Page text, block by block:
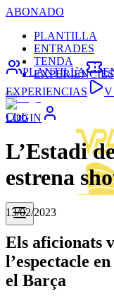
ABONADO
PLANTILLA
ENTRADES
TENDA
EXPERIÈNCIES
LOGIN
PLANTILLA
EXPERIENCIAS
V
Club
L’Estadi
estrena
13/02/2023
Els aficionats
l’espectacle
el Barça